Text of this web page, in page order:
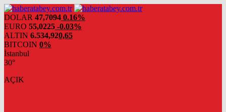
DOLAR 47,7094 0.16%
EURO 55,0225 -0.03%
ALTIN 6.534,920,65
BITCOIN 0%
İstanbul
30°
AÇIK